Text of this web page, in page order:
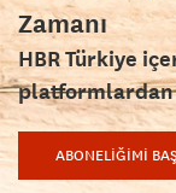
Zamanı
HBR Türkiye
ABONELİĞİMİ